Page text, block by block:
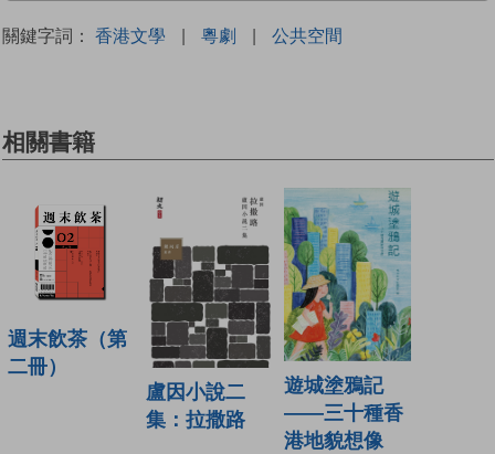
關鍵字詞： 香港文學 | 粵劇 | 公共空間
相關書籍
週末飲茶（第
二冊）
盧因小說二
集：拉撒路
遊城塗鴉記
——三十種香
港地貌想像